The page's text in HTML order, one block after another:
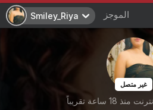
Smiley_Riya الموجز
غير متصل
18 ساعة تقريباً